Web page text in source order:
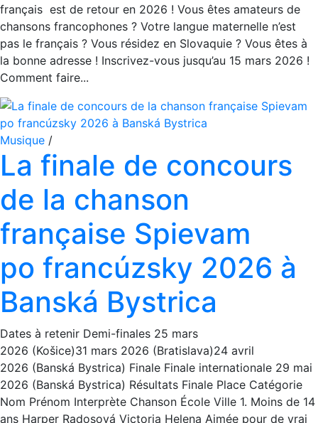
français est de retour en 2026 ! Vous êtes amateurs de
chansons francophones ? Votre langue maternelle n’est
pas le français ? Vous résidez en Slovaquie ? Vous êtes à
la bonne adresse ! Inscrivez-vous jusqu’au 15 mars 2026 !
Comment faire...
Musique /
La finale de concours
de la chanson
française Spievam
po francúzsky 2026 à
Banská Bystrica
Dates à retenir Demi-finales 25 mars
2026 (Košice)31 mars 2026 (Bratislava)24 avril
2026 (Banská Bystrica) Finale Finale internationale 29 mai
2026 (Banská Bystrica) Résultats Finale Place Catégorie
Nom Prénom Interprète Chanson École Ville 1. Moins de 14
ans Harper Radosová Victoria Helena Aimée pour de vrai